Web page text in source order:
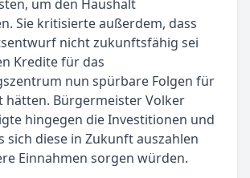
um den Haushalt
Sie kritisierte außerdem, dass
nicht zukunftsfähig sei
Kredite für das
nun spürbare Folgen für
hätten. Bürgermeister Volker
hingegen die Investitionen und
sich diese in Zukunft auszahlen
Einnahmen sorgen würden.